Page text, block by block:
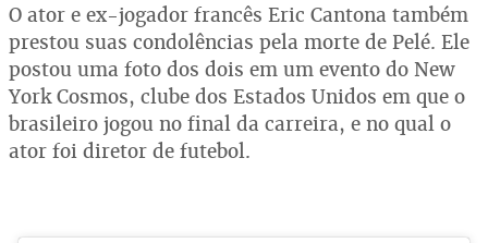
O ator e ex-jogador francês Eric Cantona também
prestou suas condolências pela morte de Pelé. Ele
postou uma foto dos dois em um evento do New
York Cosmos, clube dos Estados Unidos em que o
brasileiro jogou no final da carreira, e no qual o
ator foi diretor de futebol.